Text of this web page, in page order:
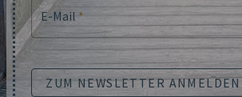
E-Mail *
ZUM NEWSLETTER ANMELDEN